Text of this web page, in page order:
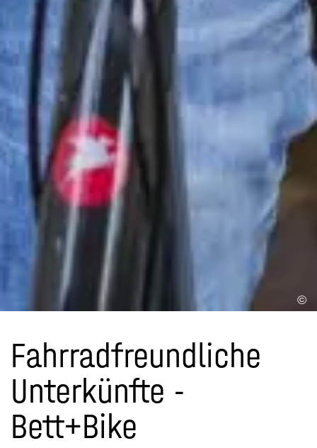
©
Fahrradfreundliche
Unterkünfte -
Bett+Bike